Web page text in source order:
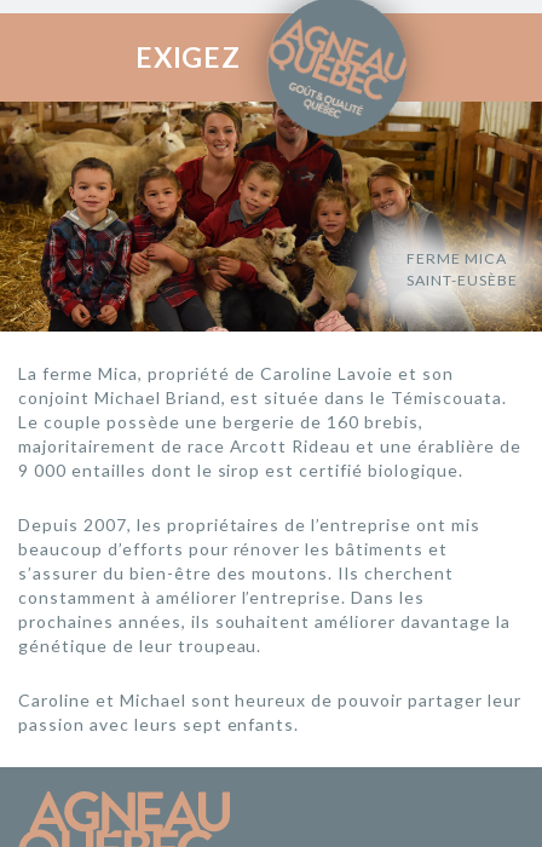
EXIGEZ
FERME MICA
SAINT-EUSÈBE
La ferme Mica, propriété de Caroline Lavoie et son
conjoint Michael Briand, est située dans le Témiscouata.
Le couple possède une bergerie de 160 brebis,
majoritairement de race Arcott Rideau et une érablière de
9 000 entailles dont le sirop est certifié biologique.
Depuis 2007, les propriétaires de l’entreprise ont mis
beaucoup d’efforts pour rénover les bâtiments et
s’assurer du bien-être des moutons. Ils cherchent
constamment à améliorer l’entreprise. Dans les
prochaines années, ils souhaitent améliorer davantage la
génétique de leur troupeau.
Caroline et Michael sont heureux de pouvoir partager leur
passion avec leurs sept enfants.